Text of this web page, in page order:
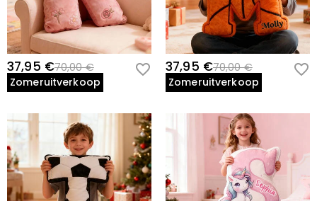
37,95 €70,00 €
Zomeruitverkoop
37,95 €70,00 €
Zomeruitverkoop